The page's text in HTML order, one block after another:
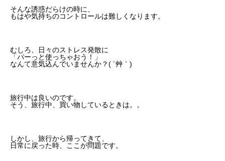
そんな誘惑だらけの時に、
もはや気持ちのコントロールは難しくなります。
むしろ、日々のストレス発散に
「パーっと使っちゃおう！」
なんて意気込んでいませんか？( ´艸｀)
旅行中は良いのです。
そう、旅行中、買い物しているときは。。
しかし、旅行から帰ってきて、
日常に戻った時、ここが問題です。